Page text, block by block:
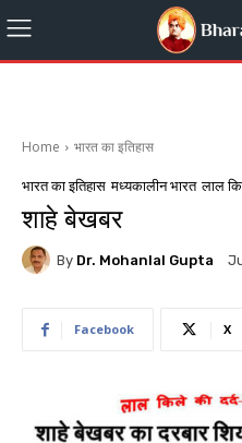
Home भारत का इतिहास
भारत का इतिहास मध्यकालीन भारत लाल
शाहे बेखबर
By Dr. Mohanlal Gupta
Facebook X